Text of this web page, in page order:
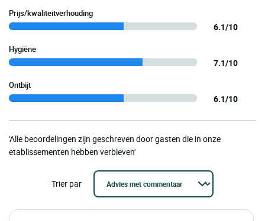
Prijs/kwaliteitverhouding
6.1/10
Hygiëne
7.1/10
Ontbijt
6.1/10
'Alle beoordelingen zijn geschreven door gasten die in onze
etablissementen hebben verbleven'
Trier par